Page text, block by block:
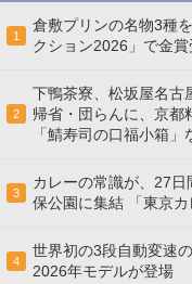
1
倉敷プリンの名物3種
クション2026」で金賞
2
下鴨茶寮、松坂屋名古
帰省・団らんに、京
「鯖寿司の口福小箱」
3
カレーの常識が、27日
保公園に集結 「東京
4
世界初の3段自動変速
2026年モデルが登場